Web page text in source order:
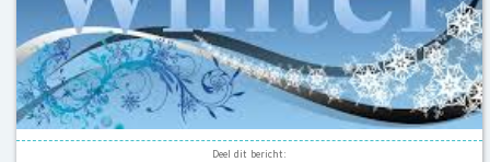
Deel dit bericht: